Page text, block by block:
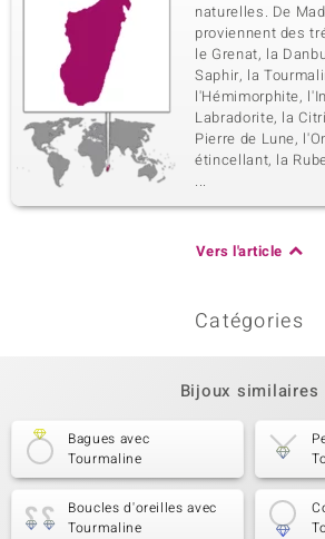
naturelles. De
proviennent des
le Grenat, la
Saphir, la
l'Hémimorphite,
Labradorite, la
Pierre de Lune,
étincellant, la
...
Vers l'article
Catégories
Bijoux similaires
Bagues avec
Tourmaline
Boucles d'oreilles avec
Tourmaline